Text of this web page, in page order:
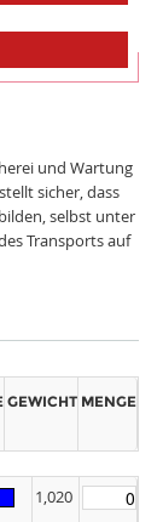
und Wartung
sicher, dass
selbst unter
Transports auf
GEWICHT MENGE
1,020